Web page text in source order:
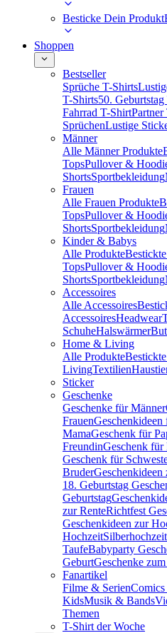
Besticke Dein Produkt
Shoppen
Bestseller
Sprüche T-Shirts
T-Shirts50.
Fahrrad T-ShirtPartner
SprüchenLustige
Männer
Alle Männer Produkte
TopsPullover &
ShortsSportbekleidung
Frauen
Alle Frauen Produkte
TopsPullover &
ShortsSportbekleidung
Kinder & Babys
Alle Produkte
TopsPullover &
ShortsSportbekleidung
Accessoires
Alle Accessoires
AccessoiresHeadwear
SchuheHalswärmer
Home & Living
Alle Produkte
LivingTextilien
Sticker
Geschenke
Geschenke für Männer
Frauen
MamaGeschenk für
FreundinGeschenk für
Geschenk für
BruderGeschenkideen
18. Geburtstag
Geburtstag
zur RenteRichtfest
Geschenkideen zur
Hochzeit
TaufeBabyparty
GeburtGeschenke
Fanartikel
Filme & Serien
KidsMusik & Bands
Themen
T-Shirt der Woche